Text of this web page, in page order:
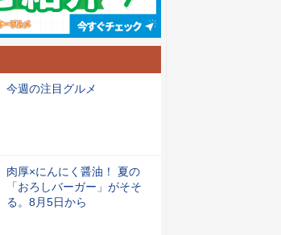
今週の注目グルメ
肉厚×にんにく醤油！ 夏の
「おろしバーガー」がそそ
る。8月5日から